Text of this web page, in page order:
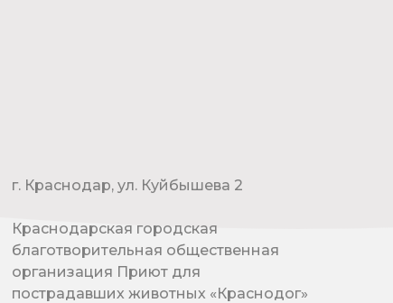
г. Краснодар, ул. Куйбышева 2
Краснодарская городская
благотворительная общественная
организация Приют для
пострадавших животных «Краснодог»